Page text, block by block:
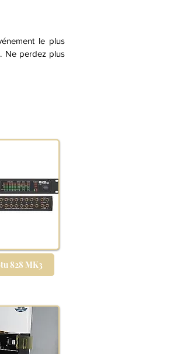
le plus
Ne perdez plus
828 MK3